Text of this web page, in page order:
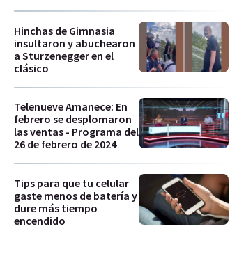
Hinchas de Gimnasia
insultaron y abuchearon
a Sturzenegger en el
clásico
Telenueve Amanece: En
febrero se desplomaron
las ventas - Programa del
26 de febrero de 2024
Tips para que tu celular
gaste menos de batería y
dure más tiempo
encendido